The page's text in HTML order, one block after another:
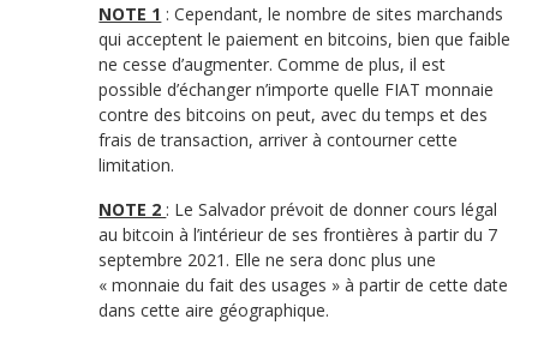
NOTE 1 : Cependant, le nombre de sites marchands
qui acceptent le paiement en bitcoins, bien que faible
ne cesse d’augmenter. Comme de plus, il est
possible d’échanger n’importe quelle FIAT monnaie
contre des bitcoins on peut, avec du temps et des
frais de transaction, arriver à contourner cette
limitation.
NOTE 2 : Le Salvador prévoit de donner cours légal
au bitcoin à l’intérieur de ses frontières à partir du 7
septembre 2021. Elle ne sera donc plus une
« monnaie du fait des usages » à partir de cette date
dans cette aire géographique.